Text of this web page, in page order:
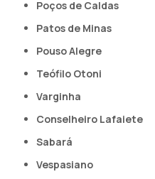
Poços de Caldas
Patos de Minas
Pouso Alegre
Teófilo Otoni
Varginha
Conselheiro Lafaiete
Sabará
Vespasiano